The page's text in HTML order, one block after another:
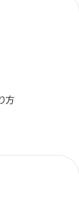
方